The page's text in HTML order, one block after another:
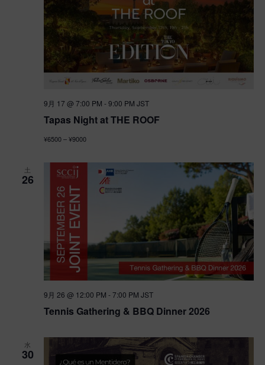
ナ
ビ
ゲ
ー
ュ
ー
ナ
ゲ
Tapas Night at THE ROOF
9月 17 @ 7:00 PM -9:00 PM JST
¥6500 – ¥9000
土
26
Tennis Gathering & BBQ Dinner 2026
9月 26 @ 12:00 PM -7:00 PM JST
水
30